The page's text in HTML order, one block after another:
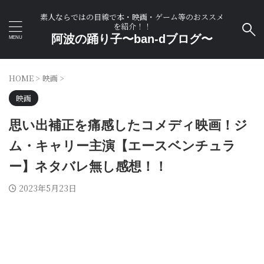
素人ならではの目線で本・映画・ゲーム等のおススメ
を紹介！！
阿波の踊り子〜ban-dブログ〜
HOME > 映画 >
映画
思い出補正を痛感したコメディ映画！ジ
ム・キャリー主演【エースベンチュラ
ー】ネタバレ無し感想！！
2023年5月23日